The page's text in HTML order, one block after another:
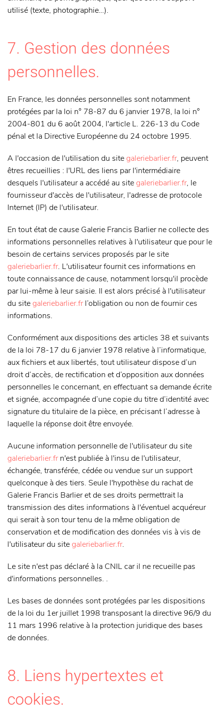
utilisé (texte, photographie…).
7. Gestion des données
personnelles.
En France, les données personnelles sont notamment
protégées par la loi n° 78-87 du 6 janvier 1978, la loi n°
2004-801 du 6 août 2004, l'article L. 226-13 du Code
pénal et la Directive Européenne du 24 octobre 1995.
A l'occasion de l'utilisation du sitegaleriebarlier.fr, peuvent
êtres recueillies : l'URL des liens par l'intermédiaire
desquels l'utilisateur a accédé au sitegaleriebarlier.fr, le
fournisseur d'accès de l'utilisateur, l'adresse de protocole
Internet (IP) de l'utilisateur.
En tout état de cause Galerie Francis Barlier ne collecte des
informations personnelles relatives à l'utilisateur que pour le
besoin de certains services proposés par le site
galeriebarlier.fr. L'utilisateur fournit ces informations en
toute connaissance de cause, notamment lorsqu'il procède
par lui-même à leur saisie. Il est alors précisé à l'utilisateur
du sitegaleriebarlier.frl’obligation ou non de fournir ces
informations.
Conformément aux dispositions des articles 38 et suivants
de la loi 78-17 du 6 janvier 1978 relative à l’informatique,
aux fichiers et aux libertés, tout utilisateur dispose d’un
droit d’accès, de rectification et d’opposition aux données
personnelles le concernant, en effectuant sa demande écrite
et signée, accompagnée d’une copie du titre d’identité avec
signature du titulaire de la pièce, en précisant l’adresse à
laquelle la réponse doit être envoyée.
Aucune information personnelle de l'utilisateur du site
galeriebarlier.frn'est publiée à l'insu de l'utilisateur,
échangée, transférée, cédée ou vendue sur un support
quelconque à des tiers. Seule l'hypothèse du rachat de
Galerie Francis Barlier et de ses droits permettrait la
transmission des dites informations à l'éventuel acquéreur
qui serait à son tour tenu de la même obligation de
conservation et de modification des données vis à vis de
l'utilisateur du sitegaleriebarlier.fr.
Le site n'est pas déclaré à la CNIL car il ne recueille pas
d'informations personnelles. .
Les bases de données sont protégées par les dispositions
de la loi du 1er juillet 1998 transposant la directive 96/9 du
11 mars 1996 relative à la protection juridique des bases
de données.
8. Liens hypertextes et
cookies.